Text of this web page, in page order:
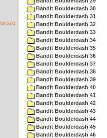
Bandit Boulderdash 30
Bandit Boulderdash 31
Bandit Boulderdash 32
Bandit Boulderdash 33
Bandit Boulderdash 34
Bandit Boulderdash 35
Bandit Boulderdash 36
Bandit Boulderdash 37
Bandit Boulderdash 38
Bandit Boulderdash 39
Bandit Boulderdash 40
Bandit Boulderdash 41
Bandit Boulderdash 42
Bandit Boulderdash 43
Bandit Boulderdash 44
Bandit Boulderdash 45
Bandit Boulderdash 46